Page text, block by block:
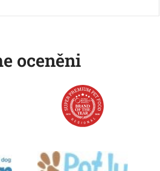
oceněni